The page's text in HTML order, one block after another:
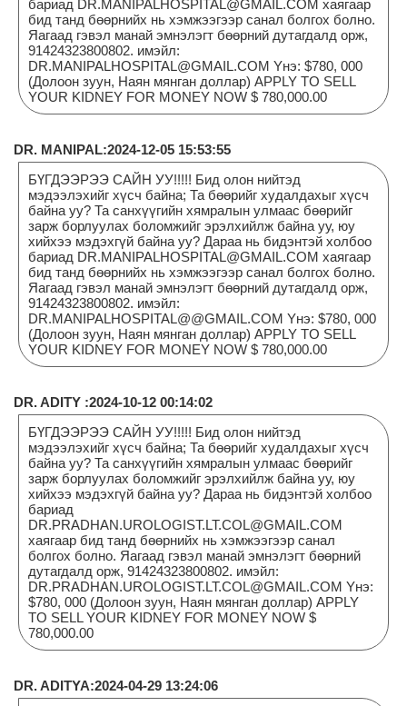
бариад DR.MANIPALHOSPITAL@GMAIL.COM хаягаар
бид танд бөөрнийх нь хэмжээгээр санал болгох болно.
Яагаад гэвэл манай эмнэлэгт бөөрний дутагдалд орж,
91424323800802. имэйл:
DR.MANIPALHOSPITAL@GMAIL.COM Yнэ: $780, 000
(Долоон зуун, Наян мянган доллар) APPLY TO SELL
YOUR KIDNEY FOR MONEY NOW $ 780,000.00
DR. MANIPAL:2024-12-05 15:53:55
БҮГДЭЭРЭЭ САЙН УУ!!!!! Бид олон нийтэд
мэдээлэхийг хүсч байна; Та бөөрийг худалдахыг хүсч
байна уу? Та санхүүгийн хямралын улмаас бөөрийг
зарж борлуулах боломжийг эрэлхийлж байна уу, юу
хийхээ мэдэхгүй байна уу? Дараа нь бидэнтэй холбоо
бариад DR.MANIPALHOSPITAL@GMAIL.COM хаягаар
бид танд бөөрнийх нь хэмжээгээр санал болгох болно.
Яагаад гэвэл манай эмнэлэгт бөөрний дутагдалд орж,
91424323800802. имэйл:
DR.MANIPALHOSPITAL@@GMAIL.COM Yнэ: $780, 000
(Долоон зуун, Наян мянган доллар) APPLY TO SELL
YOUR KIDNEY FOR MONEY NOW $ 780,000.00
DR. ADITY :2024-10-12 00:14:02
БҮГДЭЭРЭЭ САЙН УУ!!!!! Бид олон нийтэд
мэдээлэхийг хүсч байна; Та бөөрийг худалдахыг хүсч
байна уу? Та санхүүгийн хямралын улмаас бөөрийг
зарж борлуулах боломжийг эрэлхийлж байна уу, юу
хийхээ мэдэхгүй байна уу? Дараа нь бидэнтэй холбоо
бариад
DR.PRADHAN.UROLOGIST.LT.COL@GMAIL.COM
хаягаар бид танд бөөрнийх нь хэмжээгээр санал
болгох болно. Яагаад гэвэл манай эмнэлэгт бөөрний
дутагдалд орж, 91424323800802. имэйл:
DR.PRADHAN.UROLOGIST.LT.COL@GMAIL.COM Yнэ:
$780, 000 (Долоон зуун, Наян мянган доллар) APPLY
TO SELL YOUR KIDNEY FOR MONEY NOW $
780,000.00
DR. ADITYA:2024-04-29 13:24:06